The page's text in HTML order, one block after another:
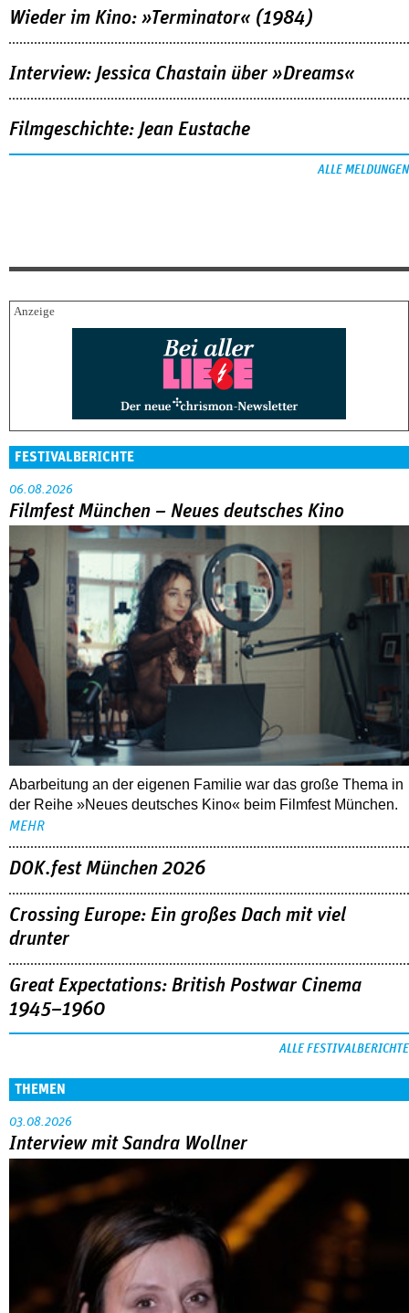
Wieder im Kino: »Terminator« (1984)
Interview: Jessica Chastain über »Dreams«
Filmgeschichte: Jean Eustache
ALLE MELDUNGEN
FESTIVALBERICHTE
06.08.2026
Filmfest München – Neues deutsches Kino
Abarbeitung an der eigenen Familie war das große Thema in
der Reihe »Neues deutsches Kino« beim Filmfest München.
MEHR
DOK.fest München 2026
Crossing Europe: Ein großes Dach mit viel
drunter
Great Expectations: British Postwar Cinema
1945–1960
ALLE FESTIVALBERICHTE
THEMEN
03.08.2026
Interview mit Sandra Wollner